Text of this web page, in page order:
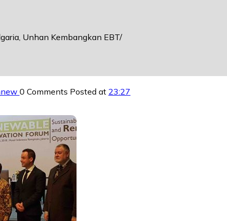
Unhan Kembangkan EBT
0 Comments Posted at 23:27